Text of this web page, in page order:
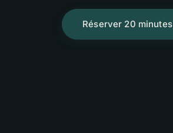
Réserver 20 minutes